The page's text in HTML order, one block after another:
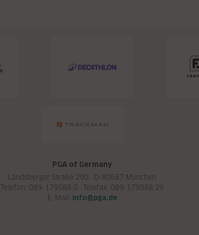
PGA of Germany
Landsberger Straße 290 . D-80687 München
Telefon: 089-179588 0 . Telefax: 089-179588 29
E-Mail:
info@pga.de